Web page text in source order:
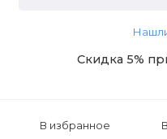
Скидка 5%
В избранное